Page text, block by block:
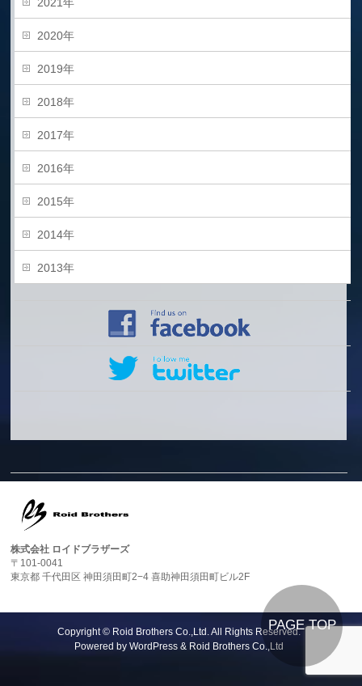
2020年
2019年
2018年
2017年
2016年
2015年
2014年
2013年
PAGE TOP
株式会社 ロイドブラザーズ
〒101-0041
東京都 千代田区 神田須田町2−4 喜助神田須田町ビル2F
Copyright © Roid Brothers Co.,Ltd.All Rights Reserved.
Powered byWordPress & Roid Brothers Co.,Ltd